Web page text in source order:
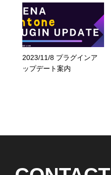
2023/11/8 プラグインア
ップデート案内